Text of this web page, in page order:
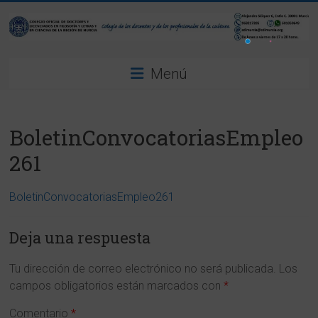
contenido
Doctores
y
Licenciados
en
Filosofía
y
Letras
Menú
BoletinConvocatoriasEmpleo
261
BoletinConvocatoriasEmpleo261
Deja una respuesta
Tu dirección de correo electrónico no será publicada. Los
campos obligatorios están marcados con*
Comentario*